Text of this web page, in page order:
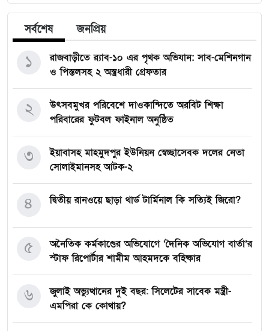
সর্বশেষ জনপ্রিয়
রাজবাড়ীতে র‍্যাব-১০ এর পৃথক অভিযান: সাব-মেশিনগান
ও পিস্তলসহ ২ অস্ত্রধারী গ্রেফতার
১
উৎসবমুখর পরিবেশে দাওকান্দিতে অরবিট শিক্ষা
পরিবারের ফুটবল ফাইনাল অনুষ্ঠিত
২
ইয়াবাসহ মাহমুদপুর ইউনিয়ন স্বেচ্ছাসেবক দলের নেতা
সোলাইমানসহ আটক-২
৩
দ্বিতীয় রানওয়ে ছাড়া থার্ড টার্মিনাল কি সত্যিই জিরো?
৪
অনৈতিক কর্মকাণ্ডের অভিযোগে ‘দৈনিক অভিযোগ বার্তা’র
স্টাফ রিপোর্টার শামীম আহমদকে বহিষ্কার
৫
জুলাই অভ্যুত্থানের দুই বছর: সিলেটের সাবেক মন্ত্রী-
এমপিরা কে কোথায়? ​
৬